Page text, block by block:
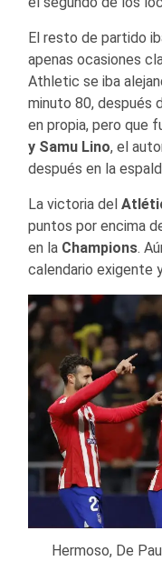
El resto de partido
apenas ocasiones
Athletic se iba
minuto 80, después
en propia, pero que
y Samu Lino, el
después en la
La victoria del
puntos por encima
en la Champions.
calendario exigente
Hermoso, De